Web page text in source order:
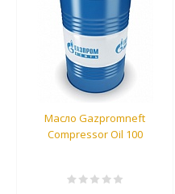
Масло Gazpromneft
Compressor Oil 100